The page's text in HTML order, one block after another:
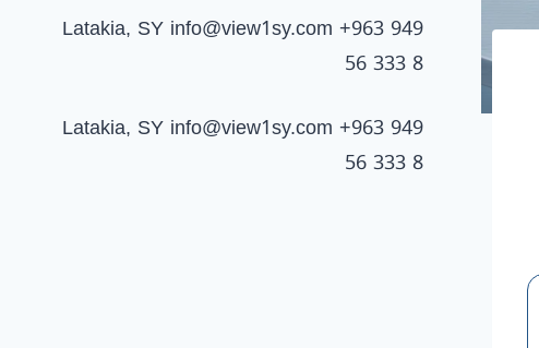
Latakia, SY info@view1sy.com +963 949
56 333 8
Latakia, SY info@view1sy.com +963 949
56 333 8